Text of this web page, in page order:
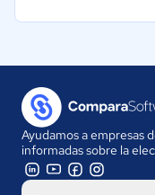
Ayudamos a empresas
informadas sobre la